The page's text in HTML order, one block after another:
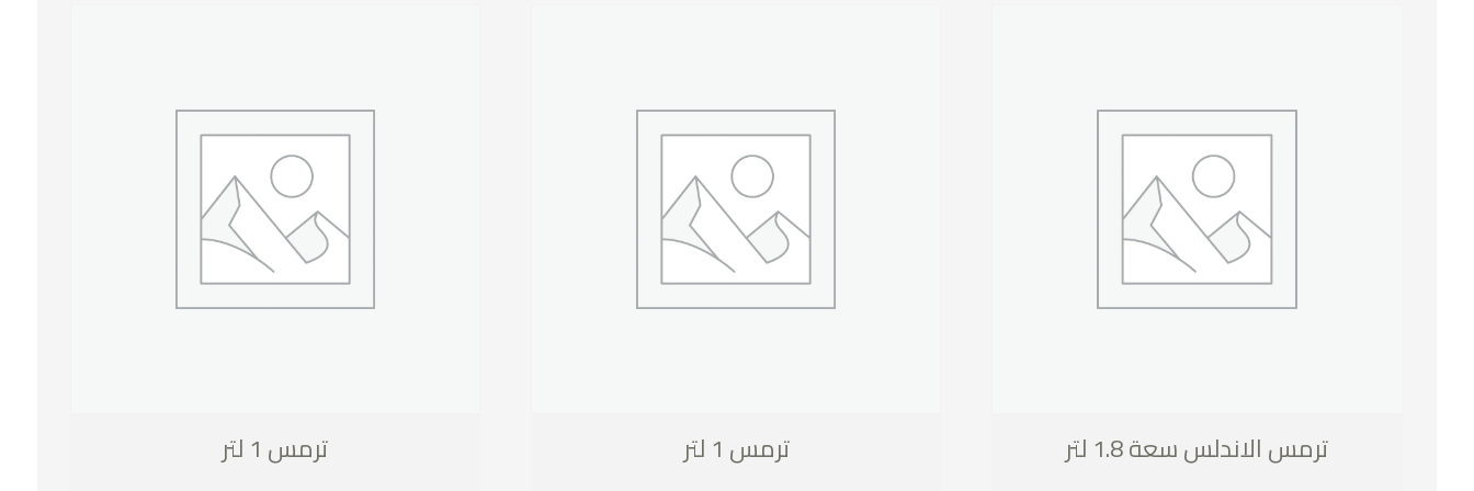
ترمس 1 لتر ترمس 1 لتر ترمس الاندلس سعة 1.8 لتر